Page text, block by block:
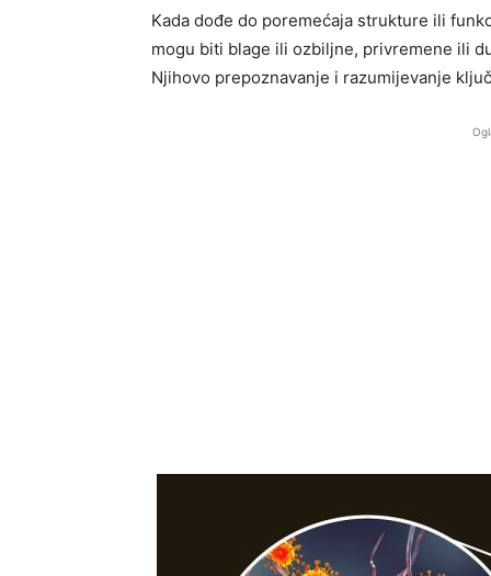
Kada dođe do poremećaja strukture ili
mogu biti blage ili ozbiljne, privremene ili
Njihovo prepoznavanje i razumijevanje